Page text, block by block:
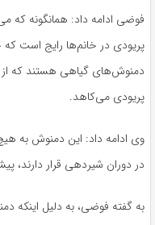
فوضی ادامە داد: همانگونە کە
پریودی در خانم‌ها رایج است کە
دمنوش‌های گیاهی هستند کە از
پریودی می‌کاهد.
وی ادامە داد: این دمنوش بە
در دوران شیردهی قرار دارند،
بە گفتە فوضی، بە دلیل اینکە